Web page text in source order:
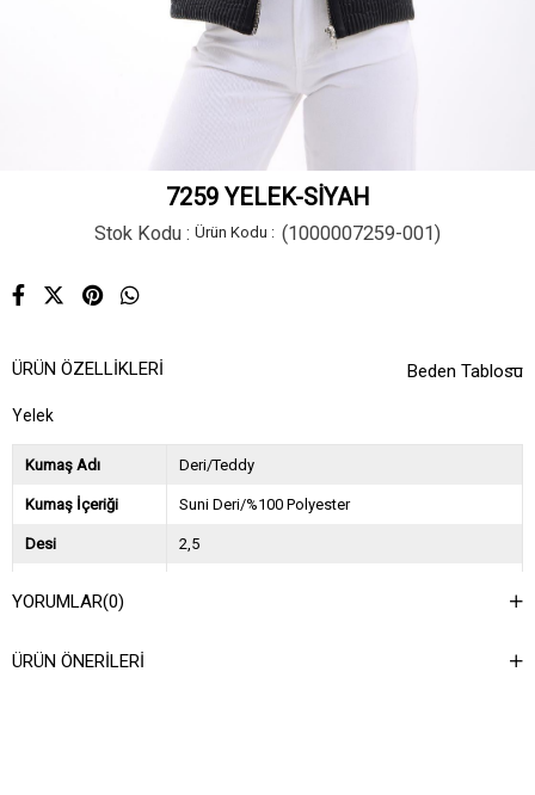
7259 YELEK-SİYAH
Stok Kodu (1000007259-001)
Beden Tablosu
ÜRÜN ÖZELLIKLERI
Yelek
Kumaş Adı Deri/Teddy
Kumaş İçeriği Suni Deri/%100 Polyester
Desi 2,5
Asorti Bilgisi
YORUMLAR(0)
ÜRÜN ÖNERILERI